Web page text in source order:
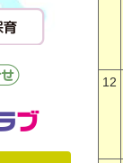
12